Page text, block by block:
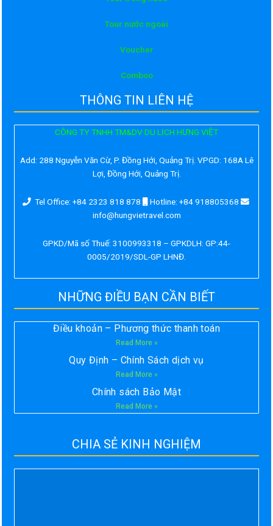
Tour nước ngoài
Voucher
Comboo
THÔNG TIN LIÊN HỆ
CÔNG TY TNHH TM&DV DU LỊCH HƯNG VIỆT
Add: 288 Nguyễn Văn Cừ, P. Đồng Hới, Quảng Trị. VPGD: 168A Lê
Lợi, Đồng Hới, Quảng Trị.
Tel Office: +84 2323 818 878
Hotline: +84 918805368
info@hungvietravel.com
GPKD/Mã số Thuế: 3100993318 – GPKDLH: GP:44-
0005/2019/SDL-GP LHNĐ.
NHỮNG ĐIỀU BẠN CẦN BIẾT
Điều khoản – Phương thức thanh toán
Read More »
Quy Định – Chính Sách dịch vụ
Read More »
Chính sách Bảo Mật
Read More »
CHIA SẺ KINH NGHIỆM